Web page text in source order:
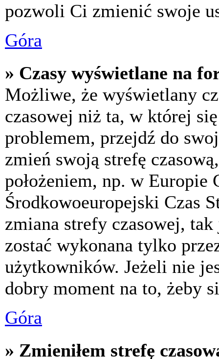
pozwoli Ci zmienić swoje
Góra
» Czasy wyświetlane na
Możliwe, że wyświetlany
czasowej niż ta, w której
problemem, przejdź do
zmień swoją strefę
położeniem, np. w Europie
Środkowoeuropejski Czas
zmiana strefy czasowej,
zostać wykonana tylko
użytkowników. Jeżeli nie
dobry moment na to, żeby
Góra
» Zmieniłem strefę